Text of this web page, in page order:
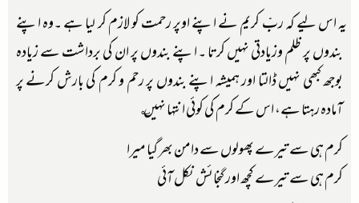
یہ اس لیے کہ ربِّ کریم نے اپنے اوپر رحمت کو لازم کر لیا ہے ۔وہ اپنے
بندوں پر ظلم وزیادتی نہیں کرتا ۔ اپنے بندوں پر ان کی برداشت سے زیادہ
بوجھ کبھی نہیں ڈالتا اور ہمیشہ اپنے بندوں پر رحم و کرم کی بارش کرنے پر
آمادہ رہتا ہے، اس کے کرم کی کوئی انتہا نہیں ؎
کرم ہی سے تیرے پھولوں سے دامن بھر گیا میرا
کرم ہی سے تیرے کچھ اور گنجائش نکل آئی